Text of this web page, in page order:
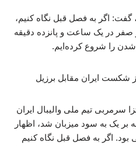
گفت: اگر به فصل قبل نگاه کنیم،
صفر در یک ساعت و پانزده دقیقه
شدن را شروع کرده‌ایم.
سرمربی تیم ملی والیبال ایران
بر یک به سود میزبان شد، اظهار
اگر به فصل قبل نگاه کنیم